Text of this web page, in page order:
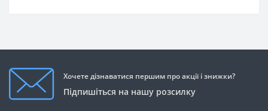
Хочете дізнаватися першим про акції і знижки?
Підпишіться на нашу розсилку